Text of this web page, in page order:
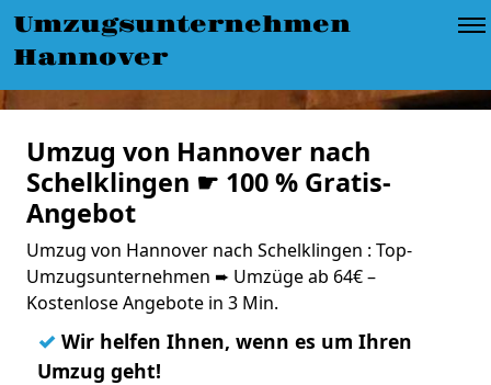
Umzugsunternehmen
Hannover
Umzug von Hannover nach
Schelklingen ☛ 100 % Gratis-
Angebot
Umzug von Hannover nach Schelklingen : Top-
Umzugsunternehmen ➨ Umzüge ab 64€ –
Kostenlose Angebote in 3 Min.
✓ Wir helfen Ihnen, wenn es um Ihren
Umzug geht!